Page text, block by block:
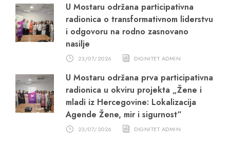
U Mostaru održana participativna
radionica o transformativnom liderstvu
i odgovoru na rodno zasnovano
nasilje
23/07/2026 DIGNITET ADMIN
U Mostaru održana prva participativna
radionica u okviru projekta „Žene i
mladi iz Hercegovine: Lokalizacija
Agende Žene, mir i sigurnost“
23/07/2026 DIGNITET ADMIN